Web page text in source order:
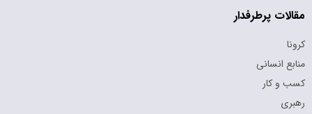
مقالات پرطرفدار
کرونا
منابع انسانی
کسب و کار
رهبری